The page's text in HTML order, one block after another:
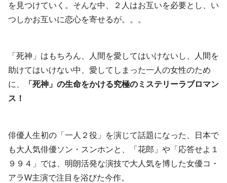
を見つけていく。そんな中、２人はお互いを必要とし、い
つしかお互いに恋心を寄せるが。。。
「死神」はもちろん、人間を愛してはいけないし、人間を
助けてはいけない中、愛してしまった一人の女性のため
に、
「死神」の生命をかける究極のミステリーラブロマン
ス！
俳優人生初の「一人２役」を演じて話題になった、日本で
も大人気俳優ソン・スンホンと、「花郎」や「応答せよ１
９９４」では、明朗活発な演技で大人気を博した女優コ・
アラW主演で注目を浴びた今作。